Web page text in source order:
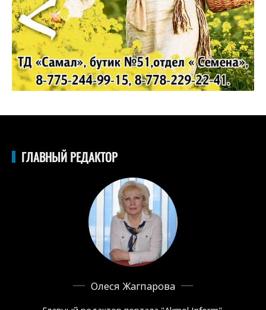
ГЛАВНЫЙ РЕДАКТОР
Олеся Жагпарова